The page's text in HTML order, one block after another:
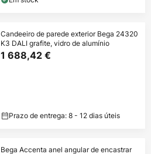
Candeeiro de parede exterior Bega 24320
K3 DALI grafite, vidro de alumínio
1 688,42 €
Prazo de entrega: 8 - 12 dias úteis
Bega Accenta anel angular de encastrar